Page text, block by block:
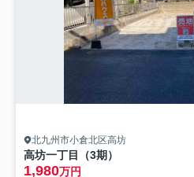
北九州市小倉北区高坊
高坊一丁目（3期）
1,980万円